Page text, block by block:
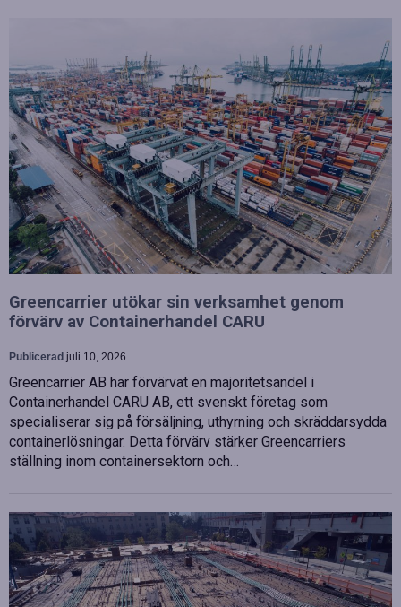
Greencarrier utökar sin verksamhet genom
förvärv av Containerhandel CARU
Publicerad juli 10, 2026
Greencarrier AB har förvärvat en majoritetsandel i
Containerhandel CARU AB, ett svenskt företag som
specialiserar sig på försäljning, uthyrning och skräddarsydda
containerlösningar. Detta förvärv stärker Greencarriers
ställning inom containersektorn och…